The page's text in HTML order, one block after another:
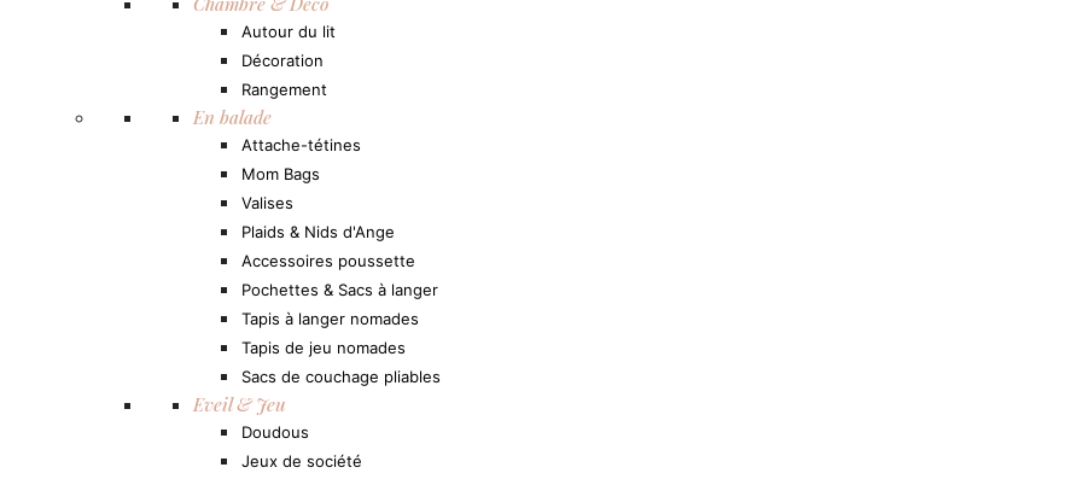
Autour du lit
Décoration
Rangement
En balade
Attache-tétines
Mom Bags
Valises
Plaids & Nids d'Ange
Accessoires poussette
Pochettes & Sacs à langer
Tapis à langer nomades
Tapis de jeu nomades
Sacs de couchage pliables
Eveil & Jeu
Doudous
Jeux de société